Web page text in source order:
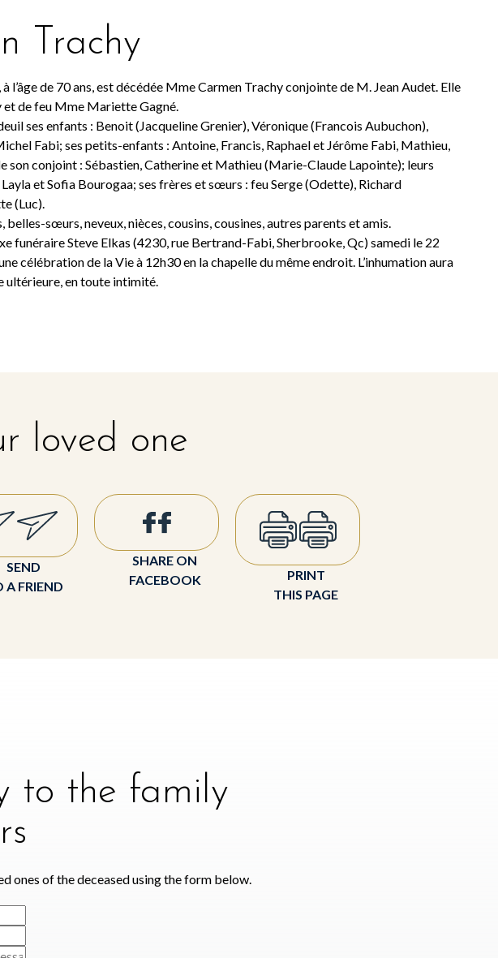
Trachy
l’âge de 70 ans, est décédée Mme Carmen Trachy conjointe de M. Jean Audet. Elle
de feu Mme Mariette Gagné.
ses enfants : Benoit (Jacqueline Grenier), Véronique (Francois Aubuchon),
Fabi; ses petits-enfants : Antoine, Francis, Raphael et Jérôme Fabi, Mathieu,
son conjoint : Sébastien, Catherine et Mathieu (Marie-Claude Lapointe); leurs
et Sofia Bourogaa; ses frères et sœurs : feu Serge (Odette), Richard
(Luc).
sœurs, neveux, nièces, cousins, cousines, autres parents et amis.
funéraire Steve Elkas (4230, rue Bertrand-Fabi, Sherbrooke, Qc) samedi le 22
célébration de la Vie à 12h30 en la chapelle du même endroit. L’inhumation aura
ultérieure, en toute intimité.
loved one
SEND
A FRIEND
SHARE ON
FACEBOOK
PRINT
THIS PAGE
to the family
ones of the deceased using the form below.